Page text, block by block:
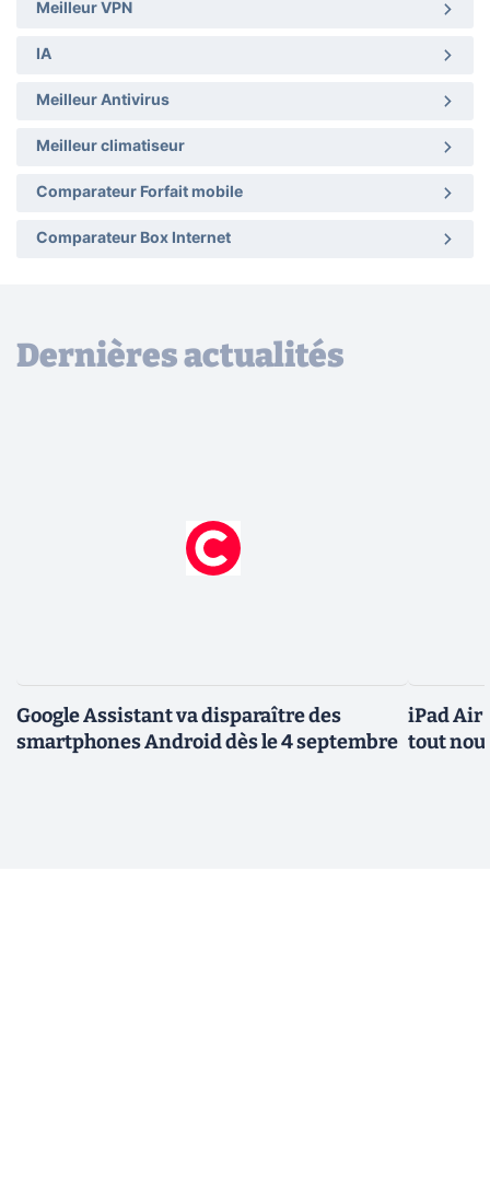
Meilleur VPN
IA
Meilleur Antivirus
Meilleur climatiseur
Comparateur Forfait mobile
Comparateur Box Internet
Dernières actualités
Google Assistant va disparaître des
smartphones Android dès le 4 septembre
iPad Air
tout